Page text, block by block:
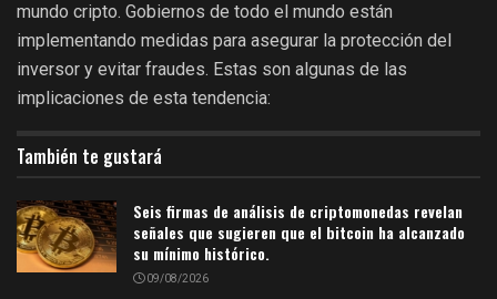
mundo cripto. Gobiernos de todo el mundo están
implementando medidas para asegurar la protección del
inversor y evitar fraudes. Estas son algunas de las
implicaciones de esta tendencia:
También te gustará
Seis firmas de análisis de criptomonedas revelan
señales que sugieren que el bitcoin ha alcanzado
su mínimo histórico.
09/08/2026